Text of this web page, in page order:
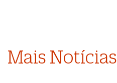
Mais Notícias